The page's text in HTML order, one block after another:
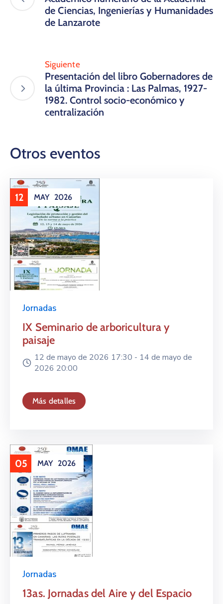
de Ciencias, Ingenierías y Humanidades
de Lanzarote
Siguiente
Presentación del libro Gobernadores de
la última Provincia : Las Palmas, 1927-
1982. Control socio-económico y
centralización
Otros eventos
12 MAY 2026
Jornadas
IX Seminario de arboricultura y
paisaje
12 de mayo de 2026 17:30 - 14 de mayo de
2026 20:00
Más detalles
05 MAY 2026
Jornadas
13as. Jornadas del Aire y del Espacio